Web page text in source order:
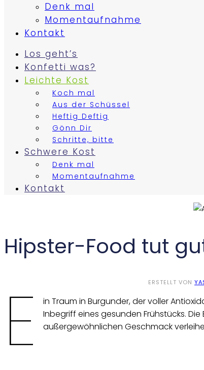
Denk mal
Momentaufnahme
Kontakt
Los geht’s
Konfetti was?
Leichte Kost
Koch mal
Aus der Schüssel
Heftig Deftig
Gönn Dir
Schritte, bitte
Schwere Kost
Denk mal
Momentaufnahme
Kontakt
Hipster-Food tut
ERSTELLT VON
E
in Traum in Burgunder, der voller
Inbegriff eines gesunden Frühstücks.
außergewöhnlichen Geschmack